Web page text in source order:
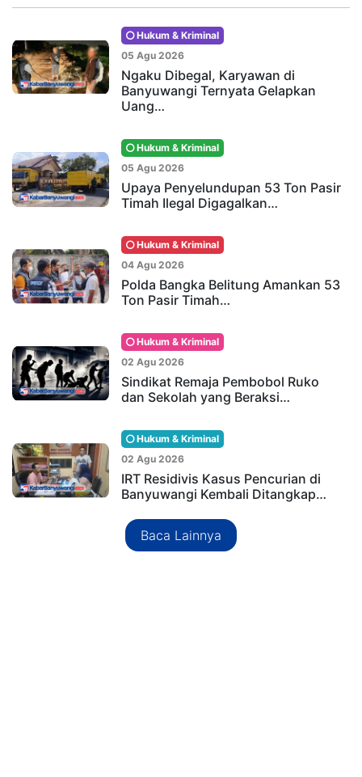
Hukum & Kriminal
05 Agu 2026
Ngaku Dibegal, Karyawan di
Banyuwangi Ternyata Gelapkan
Uang…
Hukum & Kriminal
05 Agu 2026
Upaya Penyelundupan 53 Ton Pasir
Timah Ilegal Digagalkan…
Hukum & Kriminal
04 Agu 2026
Polda Bangka Belitung Amankan 53
Ton Pasir Timah…
Hukum & Kriminal
02 Agu 2026
Sindikat Remaja Pembobol Ruko
dan Sekolah yang Beraksi…
Hukum & Kriminal
02 Agu 2026
IRT Residivis Kasus Pencurian di
Banyuwangi Kembali Ditangkap…
Baca Lainnya